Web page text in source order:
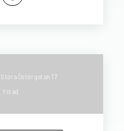
Stora Östergatan 17
Ystad